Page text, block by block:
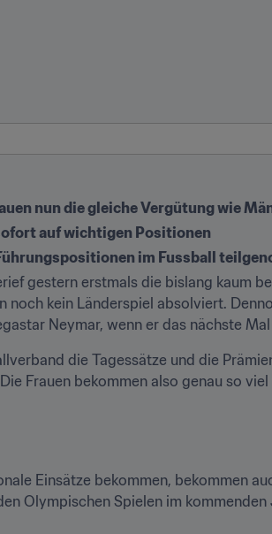
nun die gleiche Vergütung wie
auf wichtigen Positionen
im Fussball
gestern erstmals die bislang kaum
noch kein Länderspiel absolviert.
Neymar, wenn er das nächste
die Tagessätze und die
Frauen bekommen also genau so
Einsätze bekommen, bekommen
Olympischen Spielen im